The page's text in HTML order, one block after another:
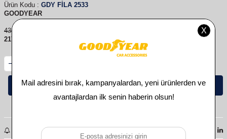
Ürün Kodu : GDY FİLA 2533
GOODYEAR
435,00
217,00
Sepete Ekle
Fiyat Alarmı